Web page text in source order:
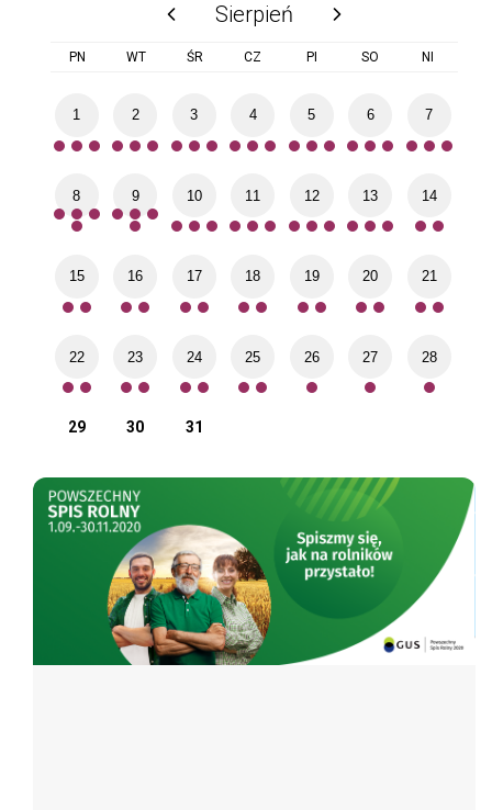
poprzedni miesiąc
Sierpień następny miesiąc
PN WT ŚR CZ PI SO NI
1 2 3 4 5 6 7
8 9 10 11 12 13 14
15 16 17 18 19 20 21
22 23 24 25 26 27 28
29 30 31
Spis rolny